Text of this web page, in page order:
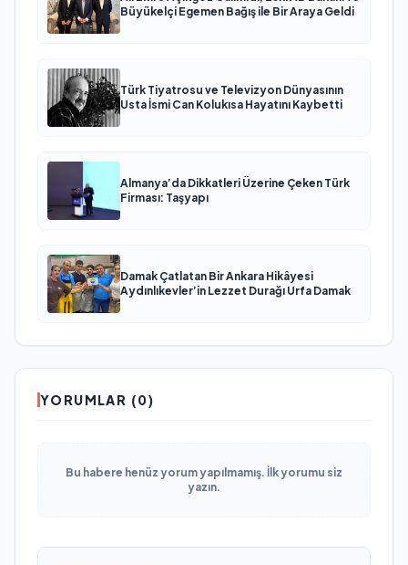
Büyükelçi Egemen Bağış ile Bir Araya Geldi
Türk Tiyatrosu ve Televizyon Dünyasının
Usta İsmi Can Kolukısa Hayatını Kaybetti
Almanya’da Dikkatleri Üzerine Çeken Türk
Firması: Taşyapı
Damak Çatlatan Bir Ankara Hikâyesi
Aydınlıkevler’in Lezzet Durağı Urfa Damak
YORUMLAR (0)
Bu habere henüz yorum yapılmamış. İlk yorumu siz
yazın.